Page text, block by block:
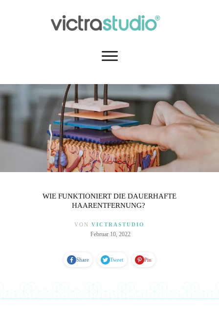
WIE FUNKTIONIERT DIE DAUERHAFTE
HAARENTFERNUNG?
VON VICTRASTUDIO
Februar 10, 2022
Share Tweet Pin